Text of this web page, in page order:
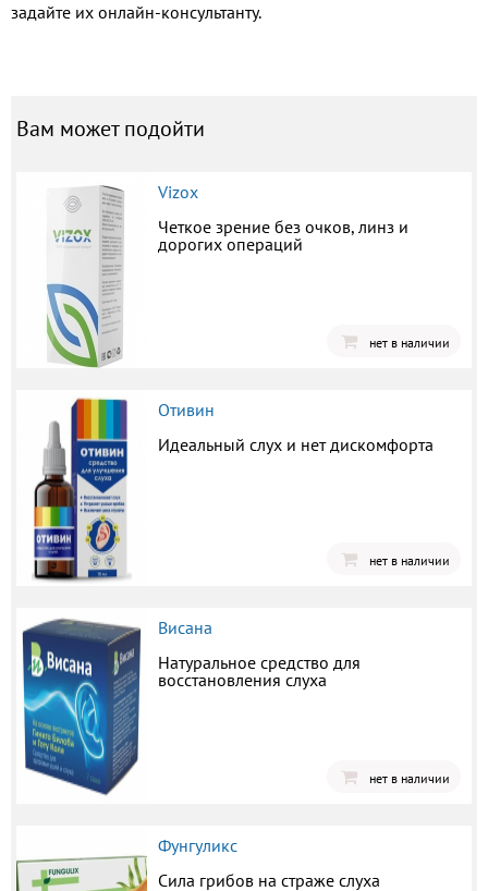
задайте их онлайн-консультанту.
Вам может подойти
Vizox
Четкое зрение без очков, линз и
дорогих операций
нет в наличии
Отивин
Идеальный слух и нет дискомфорта
нет в наличии
Висана
Натуральное средство для
восстановления слуха
нет в наличии
Фунгуликс
Сила грибов на страже слуха